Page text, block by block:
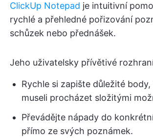
ClickUp Notepad je intuitivní
rychlé a přehledné pořizování
schůzek nebo přednášek.
Jeho uživatelsky přívětivé
Rychle si zapište důležité
museli procházet složitými
Převádějte nápady do
přímo ze svých poznámek.